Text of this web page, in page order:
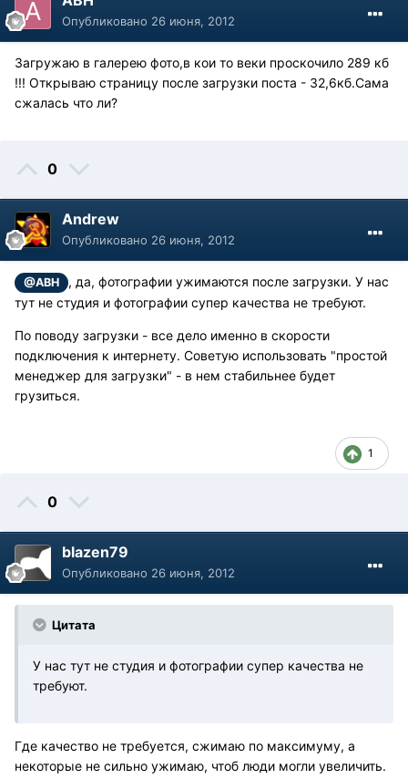
Опубликовано 26 июня, 2012
Загружаю в галерею фото,в кои то веки проскочило 289 кб
!!! Открываю страницу после загрузки поста - 32,6кб.Сама
сжалась что ли?
0
Andrew
Опубликовано 26 июня, 2012
@АВН
, да, фотографии ужимаются после загрузки. У нас
тут не студия и фотографии супер качества не требуют.
По поводу загрузки - все дело именно в скорости
подключения к интернету. Советую использовать "простой
менеджер для загрузки" - в нем стабильнее будет
грузиться.
1
0
blazen79
Опубликовано 26 июня, 2012
Цитата
У нас тут не студия и фотографии супер качества не
требуют.
Где качество не требуется, сжимаю по максимуму, а
некоторые не сильно ужимаю, чтоб люди могли увеличить.